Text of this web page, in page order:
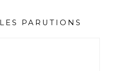
PARUTIONS